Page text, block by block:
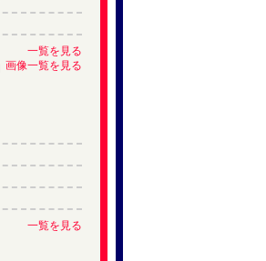
一覧を見る
画像一覧を見る
一覧を見る